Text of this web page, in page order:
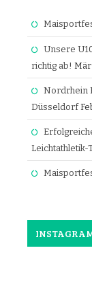
Unsere
richtig ab!
Nordrhein
Düsseldorf
Leichtathletik-